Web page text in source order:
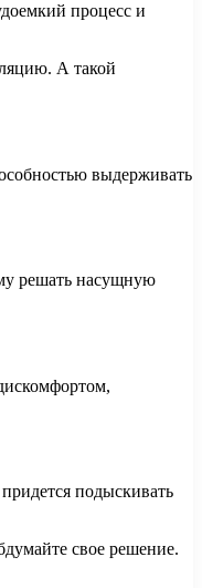
процесс и
А такой
выдерживать
решать насущную
подыскивать
свое решение.